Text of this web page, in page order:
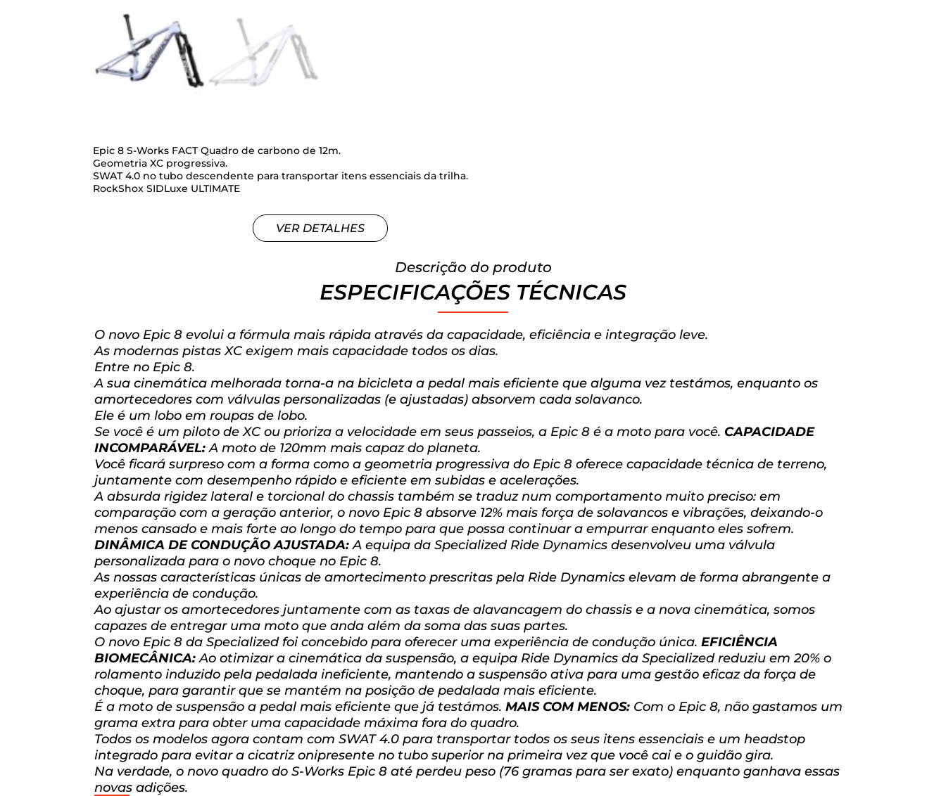
Epic 8 S-Works FACT Quadro de carbono de 12m.
Geometria XC progressiva.
SWAT 4.0 no tubo descendente para transportar itens essenciais da trilha.
RockShox SIDLuxe ULTIMATE
VER DETALHES
Descrição do produto
ESPECIFICAÇÕES TÉCNICAS
O novo Epic 8 evolui a fórmula mais rápida através da capacidade, eficiência e integração leve.
As modernas pistas XC exigem mais capacidade todos os dias.
Entre no Epic 8.
A sua cinemática melhorada torna-a na bicicleta a pedal mais eficiente que alguma vez testámos, enquanto os
amortecedores com válvulas personalizadas (e ajustadas) absorvem cada solavanco.
Ele é um lobo em roupas de lobo.
Se você é um piloto de XC ou prioriza a velocidade em seus passeios, a Epic 8 é a moto para você. CAPACIDADE
INCOMPARÁVEL:A moto de 120mm mais capaz do planeta.
Você ficará surpreso com a forma como a geometria progressiva do Epic 8 oferece capacidade técnica de terreno,
juntamente com desempenho rápido e eficiente em subidas e acelerações.
A absurda rigidez lateral e torcional do chassis também se traduz num comportamento muito preciso: em
comparação com a geração anterior, o novo Epic 8 absorve 12% mais força de solavancos e vibrações, deixando-o
menos cansado e mais forte ao longo do tempo para que possa continuar a empurrar enquanto eles sofrem.
DINÂMICA DE CONDUÇÃO AJUSTADA:A equipa da Specialized Ride Dynamics desenvolveu uma válvula
personalizada para o novo choque no Epic 8.
As nossas características únicas de amortecimento prescritas pela Ride Dynamics elevam de forma abrangente a
experiência de condução.
Ao ajustar os amortecedores juntamente com as taxas de alavancagem do chassis e a nova cinemática, somos
capazes de entregar uma moto que anda além da soma das suas partes.
O novo Epic 8 da Specialized foi concebido para oferecer uma experiência de condução única.EFICIÊNCIA
BIOMECÂNICA:Ao otimizar a cinemática da suspensão, a equipa Ride Dynamics da Specialized reduziu em 20% o
rolamento induzido pela pedalada ineficiente, mantendo a suspensão ativa para uma gestão eficaz da força de
choque, para garantir que se mantém na posição de pedalada mais eficiente.
É a moto de suspensão a pedal mais eficiente que já testámos.MAIS COM MENOS: Com o Epic 8, não gastamos um
grama extra para obter uma capacidade máxima fora do quadro.
Todos os modelos agora contam com SWAT 4.0 para transportar todos os seus itens essenciais e um headstop
integrado para evitar a cicatriz onipresente no tubo superior na primeira vez que você cai e o guidão gira.
Na verdade, o novo quadro do S-Works Epic 8 até perdeu peso (76 gramas para ser exato) enquanto ganhava essas
novas adições.